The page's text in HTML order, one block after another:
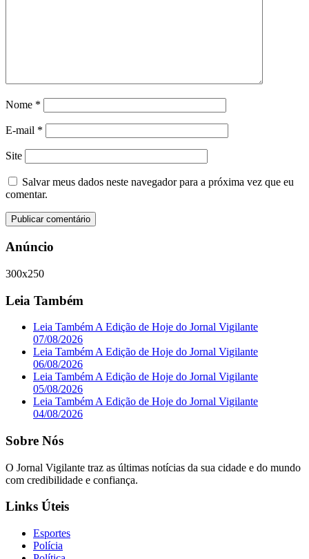
Nome *
E-mail *
Site
Salvar meus dados neste navegador para a próxima vez que eu
comentar.
Anúncio
300x250
Leia Também
Leia Também A Edição de Hoje do Jornal Vigilante
07/08/2026
Leia Também A Edição de Hoje do Jornal Vigilante
06/08/2026
Leia Também A Edição de Hoje do Jornal Vigilante
05/08/2026
Leia Também A Edição de Hoje do Jornal Vigilante
04/08/2026
Sobre Nós
O Jornal Vigilante traz as últimas notícias da sua cidade e do mundo
com credibilidade e confiança.
Links Úteis
Esportes
Polícia